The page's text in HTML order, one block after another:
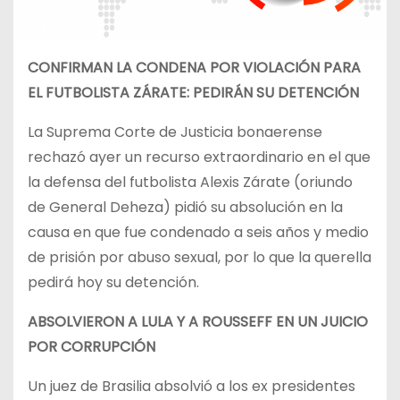
CONFIRMAN LA CONDENA POR VIOLACIÓN PARA
EL FUTBOLISTA ZÁRATE: PEDIRÁN SU DETENCIÓN
La Suprema Corte de Justicia bonaerense
rechazó ayer un recurso extraordinario en el que
la defensa del futbolista Alexis Zárate (oriundo
de General Deheza) pidió su absolución en la
causa en que fue condenado a seis años y medio
de prisión por abuso sexual, por lo que la querella
pedirá hoy su detención.
ABSOLVIERON A LULA Y A ROUSSEFF EN UN JUICIO
POR CORRUPCIÓN
Un juez de Brasilia absolvió a los ex presidentes